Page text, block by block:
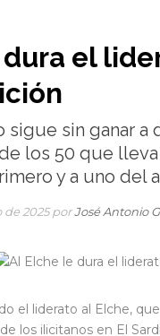
el
sigue sin ganar
los 50 que
y a uno del
de 2025 porJosé Antonio
el liderato al Elche,
los ilicitanos en El